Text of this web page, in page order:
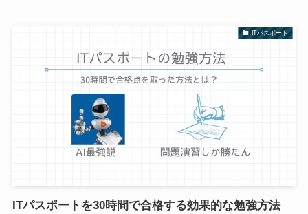
ITパスポート
ITパスポートを30時間で合格する効果的な勉強方法